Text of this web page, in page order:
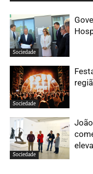
Sociedade
Sociedade
Sociedade